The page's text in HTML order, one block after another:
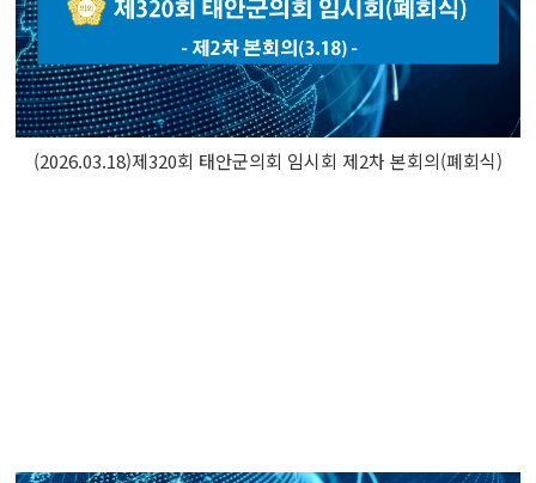
(2026.03.18)제320회 태안군의회 임시회 제2차 본회의(폐회식)